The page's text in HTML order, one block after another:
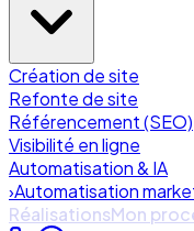
Création de site
Refonte de site
Référencement (SEO)
Visibilité en ligne
Automatisation & IA
›Automatisation
RéalisationsMon